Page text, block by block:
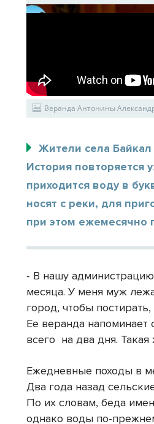
Веранда Антонины
Жители села
История повторяется
приходится воду в
носят с реки, для
при этом ежемесячно
- В нашу
месяца. У меня муж
город, чтобы
Ее веранда напоминает
всего на два дня.
Ежедневные походы в
Два года назад
По их словам, беда
однако воды по-